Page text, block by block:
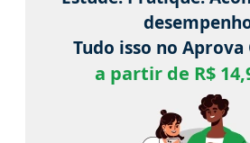
Tudo isso no Aprova
a partir de R$